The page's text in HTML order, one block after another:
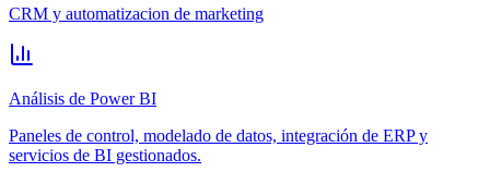
CRM y automatizacion de marketing
Análisis de Power BI
Paneles de control, modelado de datos, integración de ERP y
servicios de BI gestionados.